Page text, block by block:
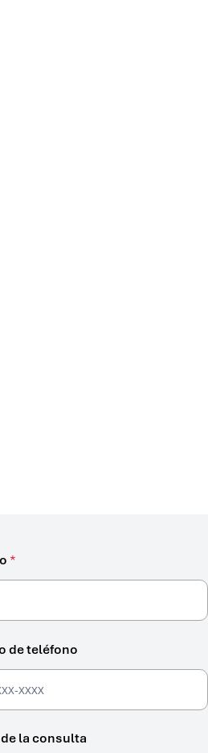
*
de teléfono
la consulta